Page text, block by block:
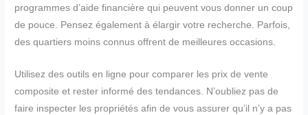
programmes d’aide financière qui peuvent vous donner un coup
de pouce. Pensez également à élargir votre recherche. Parfois,
des quartiers moins connus offrent de meilleures occasions.
Utilisez des outils en ligne pour comparer les prix de vente
composite et rester informé des tendances. N’oubliez pas de
faire inspecter les propriétés afin de vous assurer qu’il n’y a pas